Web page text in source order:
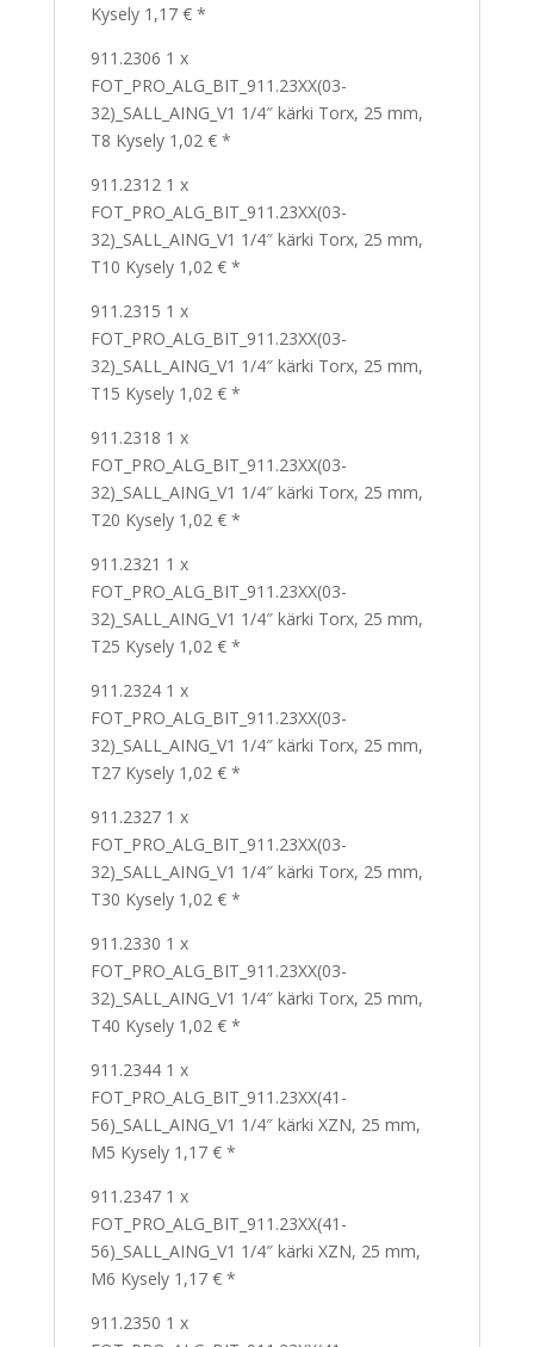
Kysely 1,17 € *
911.2306 1 x
FOT_PRO_ALG_BIT_911.23XX(03-
32)_SALL_AING_V1 1/4″ kärki Torx, 25 mm,
T8 Kysely 1,02 € *
911.2312 1 x
FOT_PRO_ALG_BIT_911.23XX(03-
32)_SALL_AING_V1 1/4″ kärki Torx, 25 mm,
T10 Kysely 1,02 € *
911.2315 1 x
FOT_PRO_ALG_BIT_911.23XX(03-
32)_SALL_AING_V1 1/4″ kärki Torx, 25 mm,
T15 Kysely 1,02 € *
911.2318 1 x
FOT_PRO_ALG_BIT_911.23XX(03-
32)_SALL_AING_V1 1/4″ kärki Torx, 25 mm,
T20 Kysely 1,02 € *
911.2321 1 x
FOT_PRO_ALG_BIT_911.23XX(03-
32)_SALL_AING_V1 1/4″ kärki Torx, 25 mm,
T25 Kysely 1,02 € *
911.2324 1 x
FOT_PRO_ALG_BIT_911.23XX(03-
32)_SALL_AING_V1 1/4″ kärki Torx, 25 mm,
T27 Kysely 1,02 € *
911.2327 1 x
FOT_PRO_ALG_BIT_911.23XX(03-
32)_SALL_AING_V1 1/4″ kärki Torx, 25 mm,
T30 Kysely 1,02 € *
911.2330 1 x
FOT_PRO_ALG_BIT_911.23XX(03-
32)_SALL_AING_V1 1/4″ kärki Torx, 25 mm,
T40 Kysely 1,02 € *
911.2344 1 x
FOT_PRO_ALG_BIT_911.23XX(41-
56)_SALL_AING_V1 1/4″ kärki XZN, 25 mm,
M5 Kysely 1,17 € *
911.2347 1 x
FOT_PRO_ALG_BIT_911.23XX(41-
56)_SALL_AING_V1 1/4″ kärki XZN, 25 mm,
M6 Kysely 1,17 € *
911.2350 1 x